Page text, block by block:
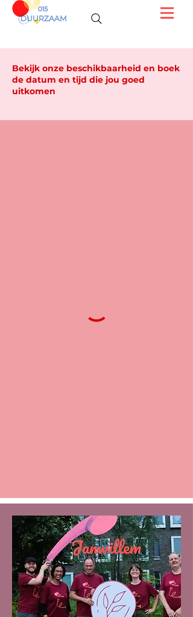
Bekijk onze beschikbaarheid en boek
de datum en tijd die jou goed
uitkomen